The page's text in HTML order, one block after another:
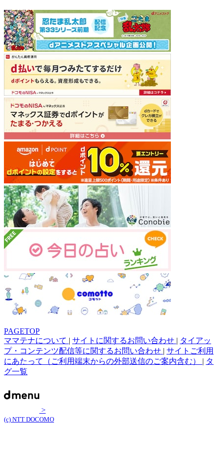
PAGETOP
ママテナについて | サイトに関するお問い合わせ | タイアッ
プ・コンテンツ配信等に関するお問い合わせ | サイトご利用
にあたって（ご利用端末からの外部送信のご案内含む） | タ
グ一覧
>
(c) NTT DOCOMO